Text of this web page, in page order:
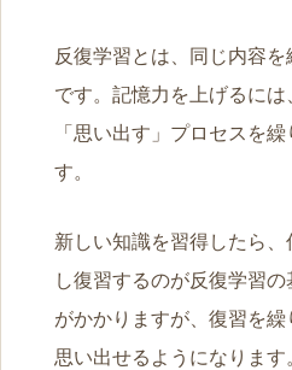
反復学習とは、同じ内容
です。記憶力を上げるに
「思い出す」プロセスを
す。
新しい知識を習得したら
し復習するのが反復学習
がかかりますが、復習を
思い出せるようになります。